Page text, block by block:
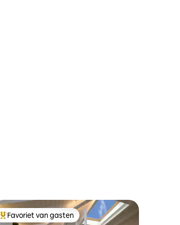
Topfavoriet van gasten
Favoriet van gasten